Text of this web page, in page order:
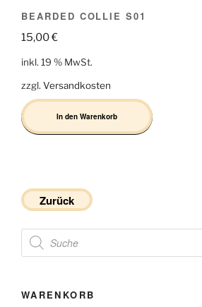
BEARDED COLLIE S01
15,00€
inkl. 19 % MwSt.
zzgl. Versandkosten
In den Warenkorb
Zurück
Products
search
WARENKORB